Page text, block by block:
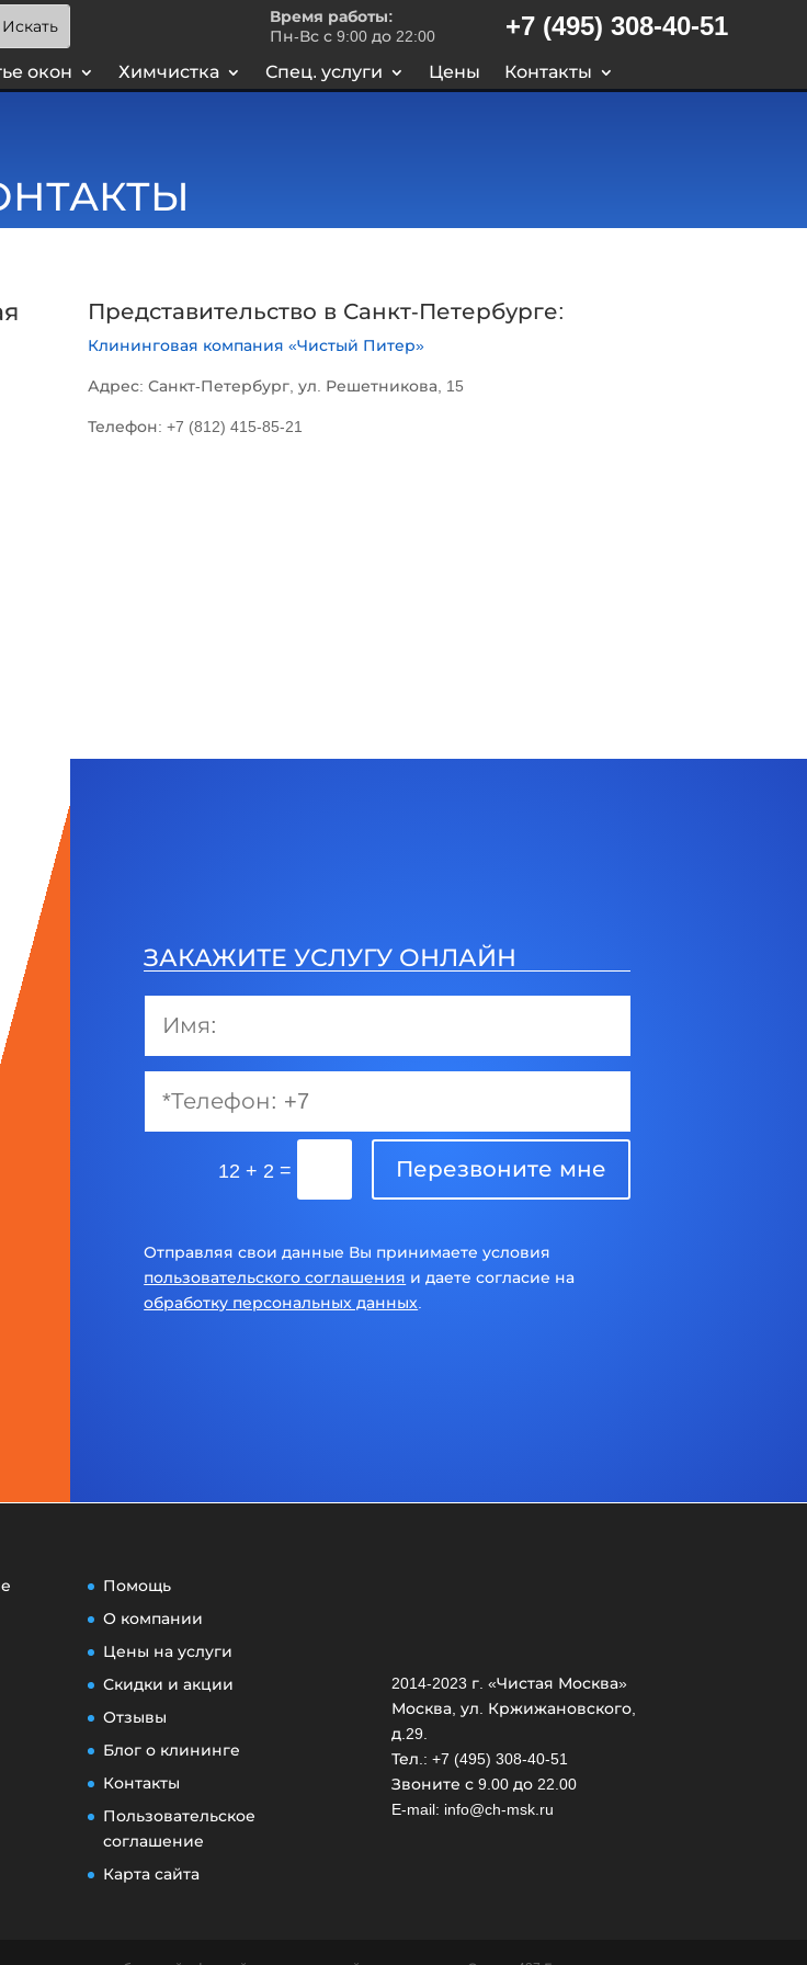
Время работы:
Пн-Вс с 9:00 до 22:00
+7 (495) 308-40-51
окон Химчистка Спец. услуги Цены Контакты
Представительство в Санкт-Петербурге:
Клининговая компания «Чистый Питер»
Адрес: Санкт-Петербург, ул. Решетникова, 15
Телефон: +7 (812) 415-85-21
ЗАКАЖИТЕ УСЛУГУ ОНЛАЙН
12 + 2 = Перезвоните мне
Отправляя свои данные Вы принимаете условия
пользовательского соглашения и даете согласие на
обработку персональных данных
Помощь
О компании
Цены на услуги
Скидки и акции
Отзывы
Блог о клининге
Контакты
Пользовательское
соглашение
Карта сайта
2014-2023 г. «Чистая Москва»
Москва, ул. Кржижановского,
д.29.
Тел.: +7 (495) 308-40-51
Звоните с 9.00 до 22.00
E-mail: info@ch-msk.ru